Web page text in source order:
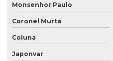
Monsenhor Paulo
Coronel Murta
Coluna
Japonvar